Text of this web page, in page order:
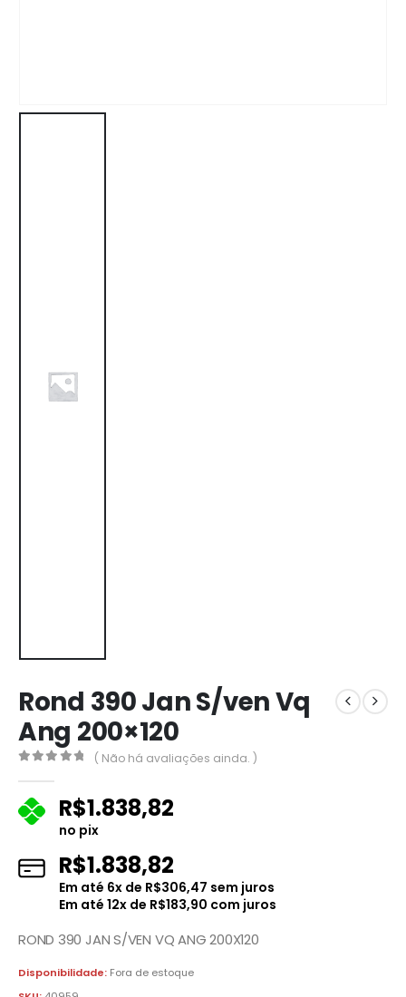
Rond 390 Jan S/ven Vq
Ang 200×120
( Não há avaliações ainda. )
R$1.838,82
no pix
R$1.838,82
Em até 6x de R$306,47 sem juros
Em até 12x de R$183,90 com juros
ROND 390 JAN S/VEN VQ ANG 200X120
Disponibilidade: Fora de estoque